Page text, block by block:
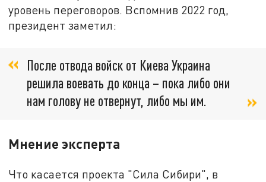
уровень переговоров. Вспомнив 2022 год,
президент заметил:
После отвода войск от Киева Украина
решила воевать до конца – пока либо они
нам голову не отвернут, либо мы им.
Мнение эксперта
Что касается проекта "Сила Сибири", в